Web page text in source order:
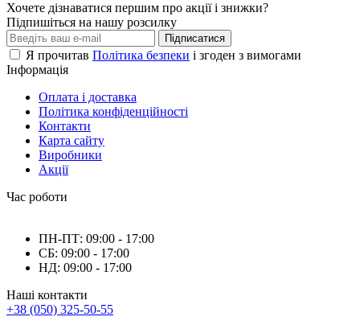
Хочете дізнаватися першим про акції і знижки?
Підпишіться на нашу розсилку
Підписатися
Я прочитав Політика безпеки і згоден з вимогами
Інформація
Оплата і доставка
Політика конфіденційності
Контакти
Карта сайту
Виробники
Акції
Час роботи
ПН-ПТ: 09:00 - 17:00
СБ: 09:00 - 17:00
НД: 09:00 - 17:00
Наші контакти
+38 (050) 325-50-55